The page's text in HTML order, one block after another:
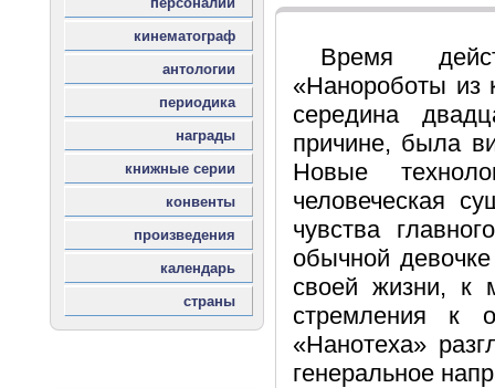
Время
«Нанороботы из
середина
причине, была
Новые
человеческая
чувства
обычной
своей жизни, к
стремления к
«Нанотеха»
генеральное